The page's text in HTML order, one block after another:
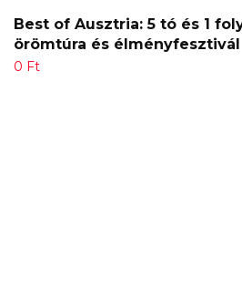
Best of Ausztria: 5 tó és 1
örömtúra és élményfesztivál
0 Ft